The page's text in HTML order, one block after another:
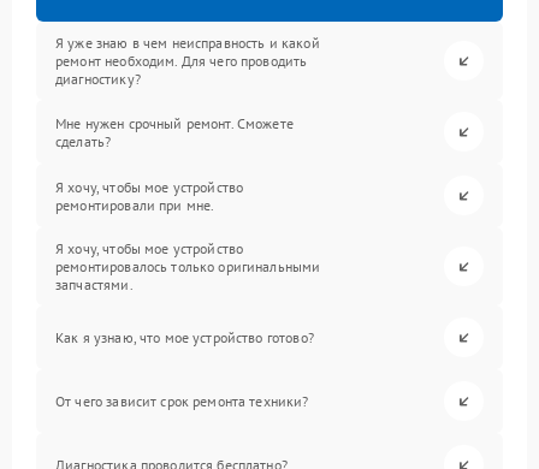
Я уже знаю в чем неисправность и какой
ремонт необходим. Для чего проводить
диагностику?
Мне нужен срочный ремонт. Сможете
сделать?
Я хочу, чтобы мое устройство
ремонтировали при мне.
Я хочу, чтобы мое устройство
ремонтировалось только оригинальными
запчастями.
Как я узнаю, что мое устройство готово?
От чего зависит срок ремонта техники?
Диагностика проводится бесплатно?